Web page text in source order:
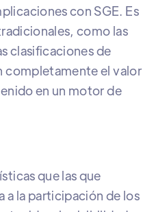
con SGE. Es
como las
clasificaciones de
completamente el valor
en un motor de
que las que
a la participación de los